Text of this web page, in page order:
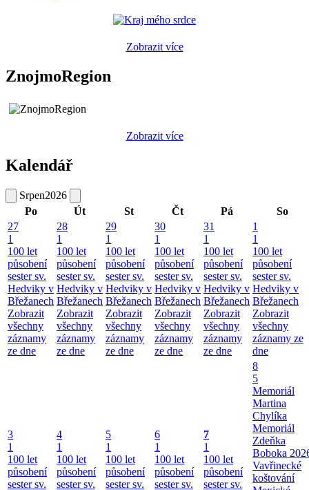
Zobrazit více
ZnojmoRegion
Zobrazit více
Kalendář
Srpen2026
Po
Út St Čt Pá
So
27
1
100 let
působení
sester sv.
Hedviky v
Břežanech
Zobrazit
všechny
záznamy
ze dne
28
1
100 let
působení
sester sv.
Hedviky v
Břežanech
Zobrazit
všechny
záznamy
ze dne
29
1
100 let
působení
sester sv.
Hedviky v
Břežanech
Zobrazit
všechny
záznamy
ze dne
30
1
100 let
působení
sester sv.
Hedviky v
Břežanech
Zobrazit
všechny
záznamy
ze dne
31
1
100 let
působení
sester sv.
Hedviky v
Břežanech
Zobrazit
všechny
záznamy
ze dne
1
1
100 let
působení
sester sv.
Hedviky v
Břežanech
Zobrazit
všechny
záznamy ze
dne
3
1
100 let
působení
sester sv.
4
1
100 let
působení
sester sv.
5
1
100 let
působení
sester sv.
6
1
100 let
působení
sester sv.
7
1
100 let
působení
sester sv.
8
5
Memoriál
Martina
Chylíka
Memoriál
Zdeňka
Boboka
Vavřinecké
koštování